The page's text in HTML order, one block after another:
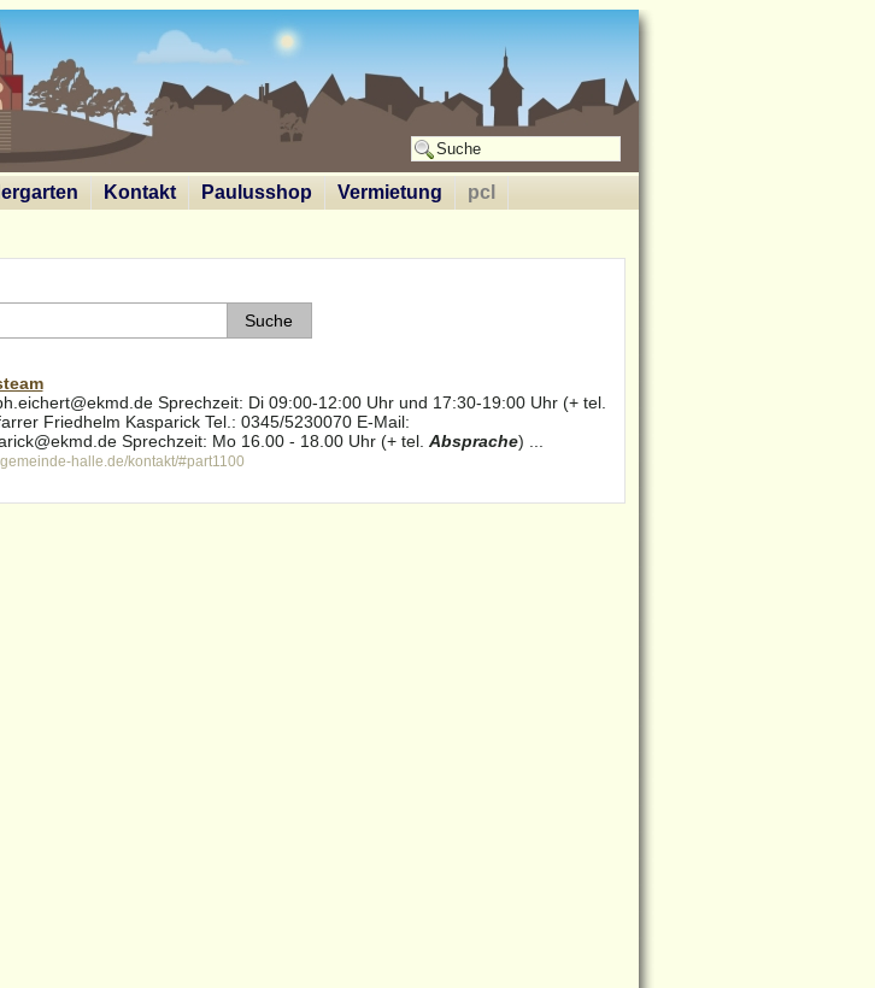
Kontakt Paulusshop Vermietung pcl
Sprechzeit: Di 09:00-12:00 Uhr und 17:30-19:00 Uhr (+ tel.
Friedhelm Kasparick Tel.: 0345/5230070 E-Mail:
Sprechzeit: Mo 16.00 - 18.00 Uhr (+ tel. Absprache) ...
halle.de/kontakt/#part1100